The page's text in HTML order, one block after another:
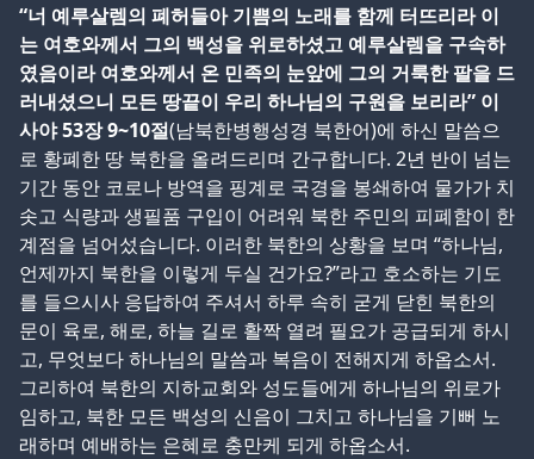
“너 예루살렘의 폐허들아 기쁨의 노래를 함께 터뜨리라 이
는 여호와께서 그의 백성을 위로하셨고 예루살렘을 구속하
였음이라 여호와께서 온 민족의 눈앞에 그의 거룩한 팔을 드
러내셨으니 모든 땅끝이 우리 하나님의 구원을 보리라” 이
사야 53장 9~10절(남북한병행성경 북한어)에 하신 말씀으
로 황폐한 땅 북한을 올려드리며 간구합니다. 2년 반이 넘는
기간 동안 코로나 방역을 핑계로 국경을 봉쇄하여 물가가 치
솟고 식량과 생필품 구입이 어려워 북한 주민의 피폐함이 한
계점을 넘어섰습니다. 이러한 북한의 상황을 보며 “하나님,
언제까지 북한을 이렇게 두실 건가요?”라고 호소하는 기도
를 들으시사 응답하여 주셔서 하루 속히 굳게 닫힌 북한의
문이 육로, 해로, 하늘 길로 활짝 열려 필요가 공급되게 하시
고, 무엇보다 하나님의 말씀과 복음이 전해지게 하옵소서.
그리하여 북한의 지하교회와 성도들에게 하나님의 위로가
임하고, 북한 모든 백성의 신음이 그치고 하나님을 기뻐 노
래하며 예배하는 은혜로 충만케 되게 하옵소서.